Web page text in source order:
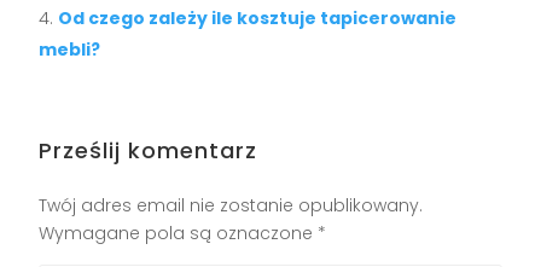
Od czego zależy ile kosztuje tapicerowanie
mebli?
Prześlij komentarz
Twój adres email nie zostanie opublikowany.
Wymagane pola są oznaczone *